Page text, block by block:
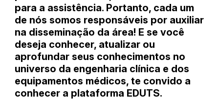
para a assistência. Portanto, cada um
de nós somos responsáveis por auxiliar
na disseminação da área! E se você
deseja conhecer, atualizar ou
aprofundar seus conhecimentos no
universo da engenharia clínica e dos
equipamentos médicos, te convido a
conhecer a plataforma EDUTS.